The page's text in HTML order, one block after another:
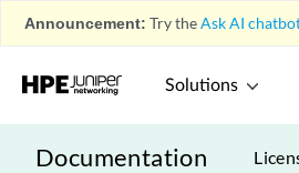
Announcement: Try theAsk AI
Solutions
Documentation